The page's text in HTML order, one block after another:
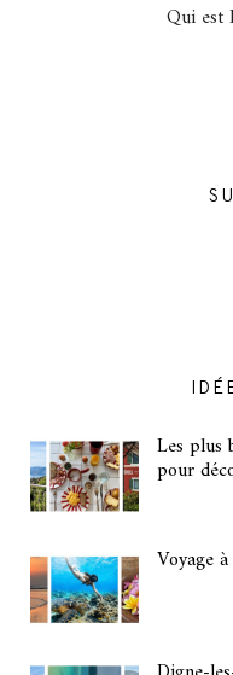
Qui est
Les plus
pour
Voyage